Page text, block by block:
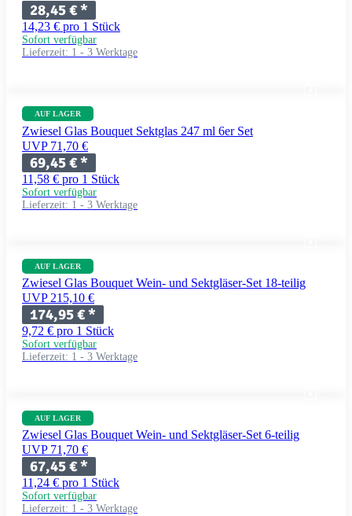
28,45 €*
14,23 € pro 1 Stück
Sofort verfügbar
Lieferzeit: 1 - 3 Werktage
AUF LAGER
Zwiesel Glas Bouquet Sektglas 247 ml 6er Set
UVP 71,70 €
69,45 €*
11,58 € pro 1 Stück
Sofort verfügbar
Lieferzeit: 1 - 3 Werktage
AUF LAGER
Zwiesel Glas Bouquet Wein- und Sektgläser-Set 18-teilig
UVP 215,10 €
174,95 €*
9,72 € pro 1 Stück
Sofort verfügbar
Lieferzeit: 1 - 3 Werktage
AUF LAGER
Zwiesel Glas Bouquet Wein- und Sektgläser-Set 6-teilig
UVP 71,70 €
67,45 €*
11,24 € pro 1 Stück
Sofort verfügbar
Lieferzeit: 1 - 3 Werktage